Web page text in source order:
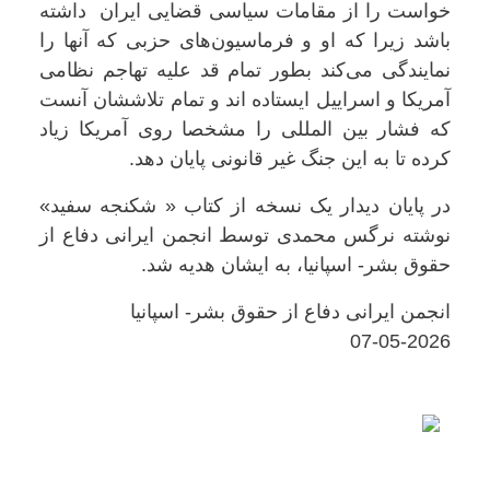
خواست را از مقامات سیاسی قضایی ایران داشته
باشد زیرا که او و فرماسیون‌های حزبی که آنها را
نمایندگی می‌کند بطور تمام قد علیه تهاجم نظامی
آمریکا و اسراییل ایستاده اند و تمام تلاششان آنست
که فشار بین المللی را مشخصا روی آمریکا زیاد
کرده تا به این جنگ غیر قانونی پایان دهد.
در پایان دیدار یک نسخه از کتاب « شکنجه سفید»
نوشته نرگس محمدی توسط انجمن ایرانی دفاع از
حقوق بشر- اسپانیا، به ایشان هدیه شد.
انجمن ایرانی دفاع از حقوق بشر- اسپانیا
07-05-2026